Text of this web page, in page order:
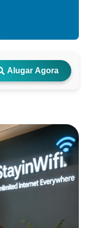
Alugar Agora